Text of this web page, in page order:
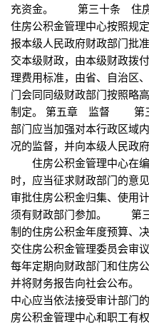
充资金。 第三十条 住房
住房公积金管理中心按照规
报本级人民政府财政部门批
交本级财政，由本级财政
理费用标准，由省、自治区
门会同同级财政部门按照略
制定。 第五章 监督 第三
部门应当加强对本行政区域
况的监督，并向本级人民政
住房公积金管理中心在编
时，应当征求财政部门的
审批住房公积金归集、使用
须有财政部门参加。 第
制的住房公积金年度预算、
交住房公积金管理委员会
每年定期向财政部门和住房
并将财务报告向社会公布
中心应当依法接受审计部
房公积金管理中心和职工有